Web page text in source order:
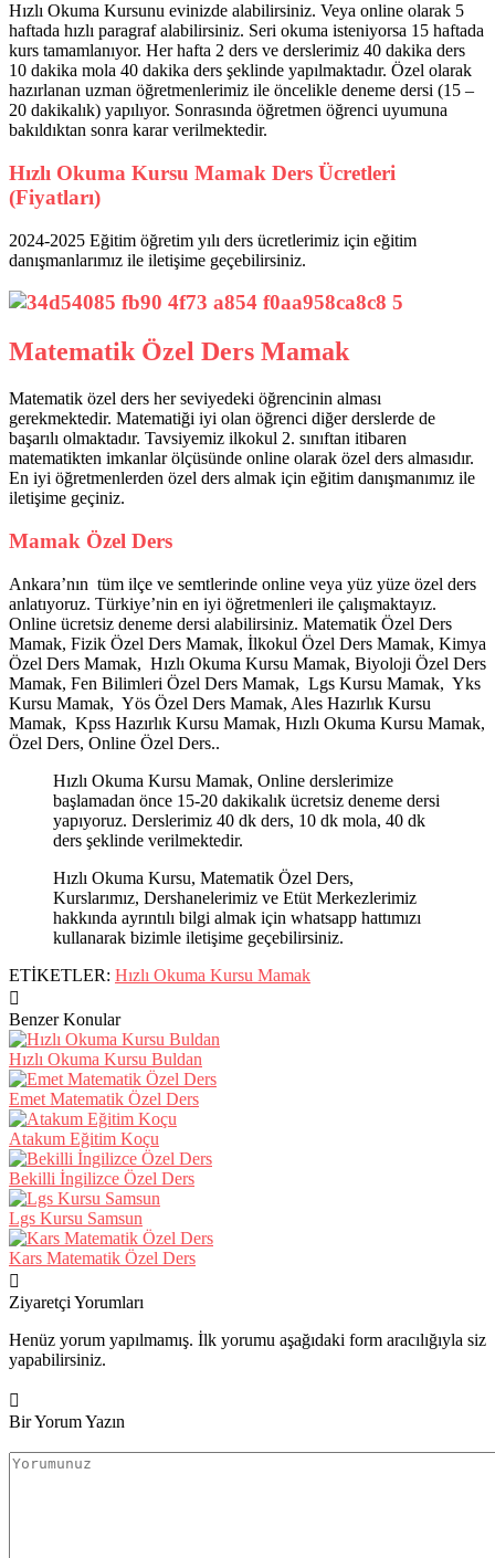
Hızlı Okuma Kursunu evinizde alabilirsiniz. Veya online olarak 5
haftada hızlı paragraf alabilirsiniz. Seri okuma isteniyorsa 15 haftada
kurs tamamlanıyor. Her hafta 2 ders ve derslerimiz 40 dakika ders
10 dakika mola 40 dakika ders şeklinde yapılmaktadır. Özel olarak
hazırlanan uzman öğretmenlerimiz ile öncelikle deneme dersi (15 –
20 dakikalık) yapılıyor. Sonrasında öğretmen öğrenci uyumuna
bakıldıktan sonra karar verilmektedir.
Hızlı Okuma Kursu Mamak Ders Ücretleri
(Fiyatları)
2024-2025 Eğitim öğretim yılı ders ücretlerimiz için eğitim
danışmanlarımız ile iletişime geçebilirsiniz.
Matematik Özel Ders Mamak
Matematik özel ders her seviyedeki öğrencinin alması
gerekmektedir. Matematiği iyi olan öğrenci diğer derslerde de
başarılı olmaktadır. Tavsiyemiz ilkokul 2. sınıftan itibaren
matematikten imkanlar ölçüsünde online olarak özel ders almasıdır.
En iyi öğretmenlerden özel ders almak için eğitim danışmanımız ile
iletişime geçiniz.
Mamak Özel Ders
Ankara’nın tüm ilçe ve semtlerinde online veya yüz yüze özel ders
anlatıyoruz. Türkiye’nin en iyi öğretmenleri ile çalışmaktayız.
Online ücretsiz deneme dersi alabilirsiniz. Matematik Özel Ders
Mamak, Fizik Özel Ders Mamak, İlkokul Özel Ders Mamak, Kimya
Özel Ders Mamak, Hızlı Okuma Kursu Mamak, Biyoloji Özel Ders
Mamak, Fen Bilimleri Özel Ders Mamak, Lgs Kursu Mamak, Yks
Kursu Mamak, Yös Özel Ders Mamak, Ales Hazırlık Kursu
Mamak, Kpss Hazırlık Kursu Mamak, Hızlı Okuma Kursu Mamak,
Özel Ders, Online Özel Ders..
Hızlı Okuma Kursu Mamak, Online derslerimize
başlamadan önce 15-20 dakikalık ücretsiz deneme dersi
yapıyoruz. Derslerimiz 40 dk ders, 10 dk mola, 40 dk
ders şeklinde verilmektedir.
Hızlı Okuma Kursu, Matematik Özel Ders,
Kurslarımız, Dershanelerimiz ve Etüt Merkezlerimiz
hakkında ayrıntılı bilgi almak için whatsapp hattımızı
kullanarak bizimle iletişime geçebilirsiniz.
ETİKETLER: Hızlı Okuma Kursu Mamak
Benzer Konular
Hızlı Okuma Kursu Buldan
Emet Matematik Özel Ders
Atakum Eğitim Koçu
Bekilli İngilizce Özel Ders
Lgs Kursu Samsun
Kars Matematik Özel Ders
Ziyaretçi Yorumları
Henüz yorum yapılmamış. İlk yorumu aşağıdaki form aracılığıyla siz
yapabilirsiniz.
Bir Yorum Yazın